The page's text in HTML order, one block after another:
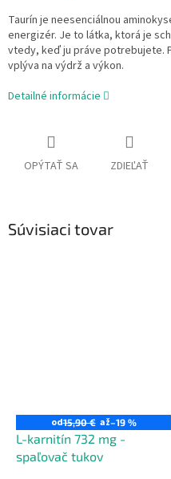
Taurín je neesenciálnou
energizér. Je to látka, ktorá je
vtedy, keď ju práve potrebujete.
vplýva na výdrž a výkon.
Detailné informácie
OPÝTAŤ SA ZDIEĽAŤ
Súvisiaci tovar
od15,90 € až–19 %
L-karnitín 732 mg -
spaľovač tukov